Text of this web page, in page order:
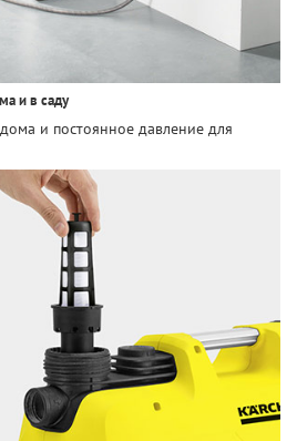
и в саду
и постоянное давление для